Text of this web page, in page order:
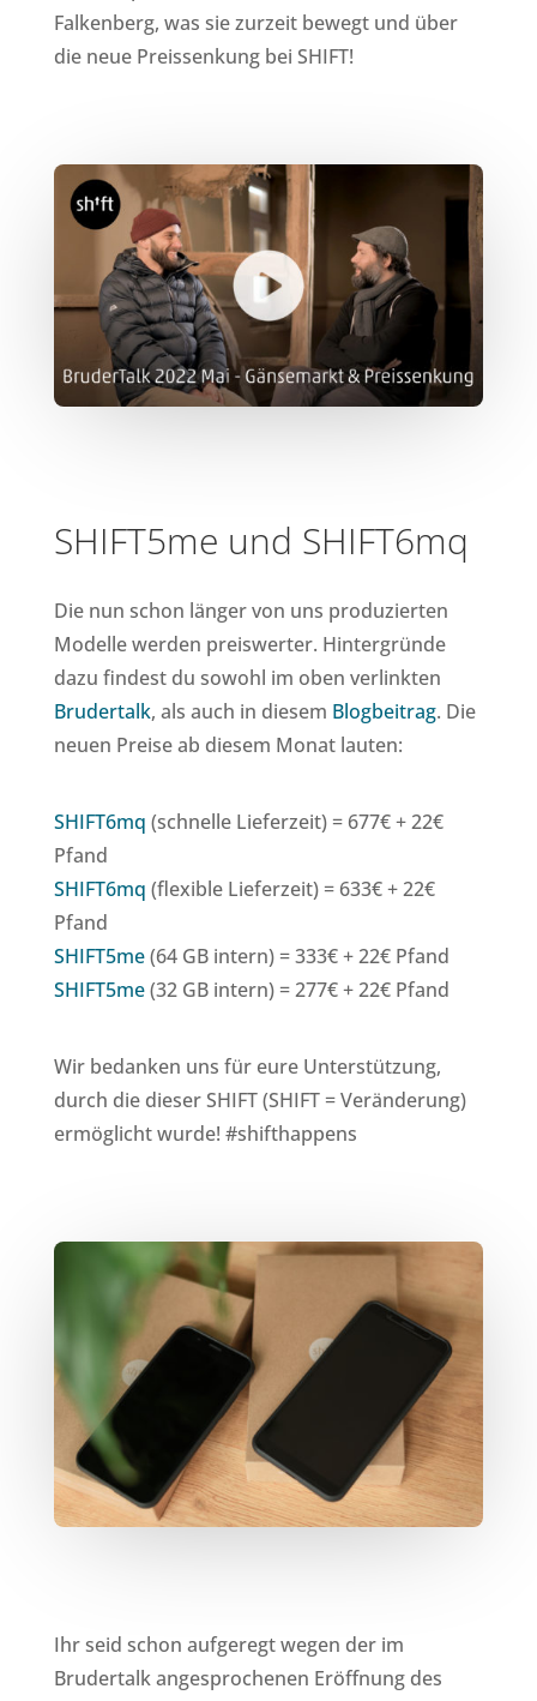
Falkenberg, was sie zurzeit bewegt und über
die neue Preissenkung bei SHIFT!
SHIFT5me und SHIFT6mq
Die nun schon länger von uns produzierten
Modelle werden preiswerter. Hintergründe
dazu findest du sowohl im oben verlinkten
Brudertalk, als auch in diesem Blogbeitrag. Die
neuen Preise ab diesem Monat lauten:
SHIFT6mq (schnelle Lieferzeit) = 677€ + 22€
Pfand
SHIFT6mq (flexible Lieferzeit) = 633€ + 22€
Pfand
SHIFT5me(64 GB intern) = 333€ + 22€ Pfand
SHIFT5me(32 GB intern) = 277€ + 22€ Pfand
Wir bedanken uns für eure Unterstützung,
durch die dieser SHIFT (SHIFT = Veränderung)
ermöglicht wurde! #shifthappens
Ihr seid schon aufgeregt wegen der im
Brudertalk angesprochenen Eröffnung des